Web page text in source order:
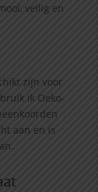
veilig en
zijn voor
ik Oeko-
aan en is